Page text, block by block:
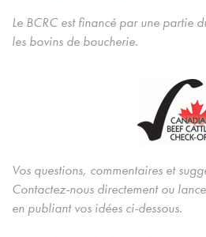
Le BCRC est financé par une partie
les bovins de boucherie.
Vos questions, commentaires et
Contactez-nous directement ou
en publiant vos idées ci-dessous.